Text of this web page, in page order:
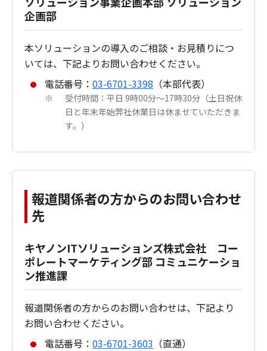
企画部
本ソリューションの導入のご相談・お見積りにつ
いては、下記よりお問い合わせください。
電話番号： 03-6701-3398 （本部代表）
※
受付時間：平日 9時00分～17時30分（土日祝休
日と年末年始弊社休業日は休ませていただきま
す。）
報道関係者の方からのお問い合わせ
先
キヤノンITソリューションズ株式会社 コー
ポレートマーケティング部 コミュニケーショ
ン推進課
報道関係者の方からのお問い合わせは、下記より
お問い合わせください。
電話番号： 03-6701-3603 （直通）